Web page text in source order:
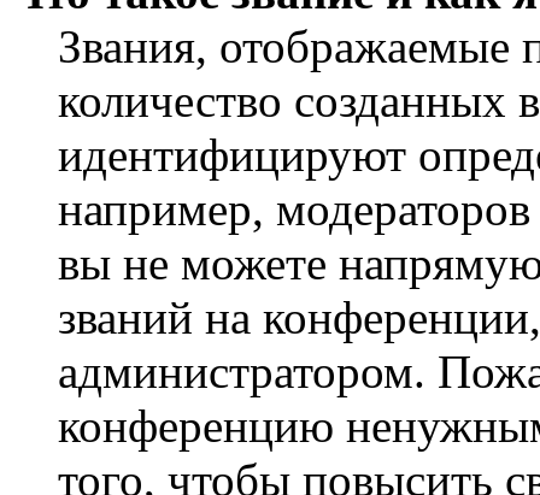
Звания,
количество
идентифицируют
например,
вы не можете
званий на
администратором.
конференцию
того, чтобы повысить